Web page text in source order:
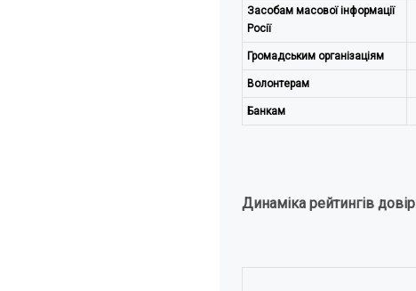
Засобам масової інформації
Росії
Громадським організаціям
Волонтерам
Банкам
Динаміка рейтингів